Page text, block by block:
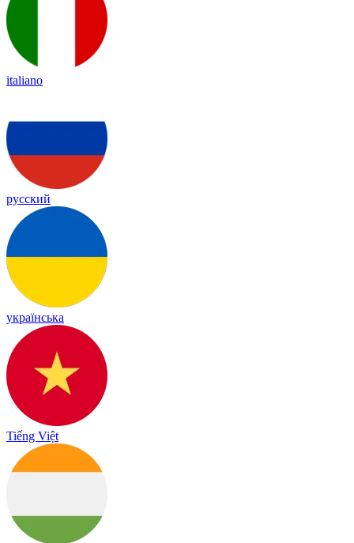
italiano
русский
українська
Tiếng Việt